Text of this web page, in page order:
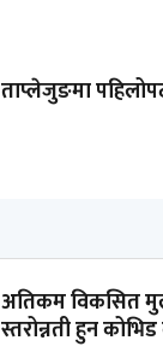
ताप्लेजुङमा
अतिकम विकसित
स्तरोन्नती हुन